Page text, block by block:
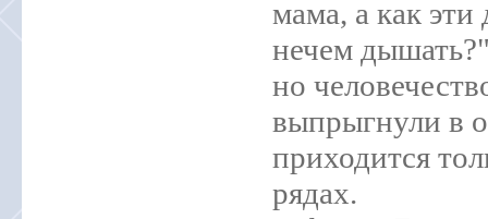
мама, а как эти
нечем
но
выпрыгнули в
приходится
рядах.